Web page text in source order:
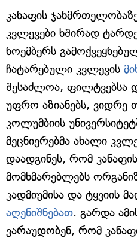
კანაფის
კვლევები ხშირად
ნოემბერს
ჩატარებული კვლევის
შესაძლოა, ფილტვებსა
უფრო აზიანებს, ვიდრე
კოლუმბიის
მეცნიერებმა ახალი
დაადგინეს, რომ
მომხმარებლებს
კადმიუმისა და ტყვიის
აღენიშნებათ. გარდა
ვარაუდობენ, რომ